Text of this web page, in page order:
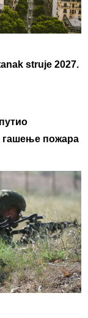
struje 2027.
гашење пожара